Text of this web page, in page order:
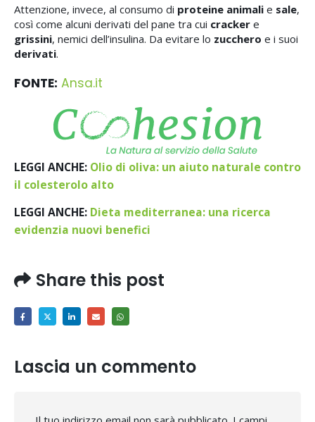
Attenzione, invece, al consumo di proteine animali e sale,
così come alcuni derivati del pane tra cui cracker e
grissini, nemici dell’insulina. Da evitare lo zucchero e i suoi
derivati.
FONTE: Ansa.it
LEGGI ANCHE: Olio di oliva: un aiuto naturale contro
il colesterolo alto
LEGGI ANCHE: Dieta mediterranea: una ricerca
evidenzia nuovi benefici
Share this post
Lascia un commento